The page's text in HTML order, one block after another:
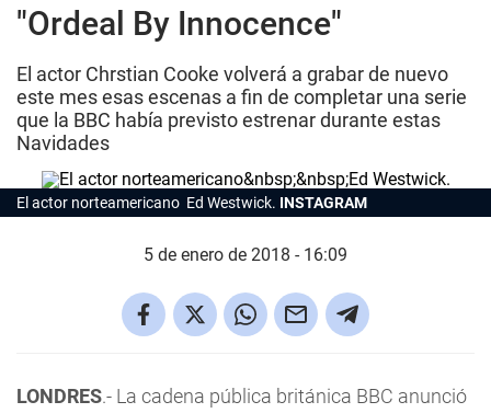
"Ordeal By Innocence"
El actor Chrstian Cooke volverá a grabar de nuevo
este mes esas escenas a fin de completar una serie
que la BBC había previsto estrenar durante estas
Navidades
El actor norteamericano Ed Westwick. INSTAGRAM
5 de enero de 2018 - 16:09
LONDRES.- La cadena pública británica BBC anunció